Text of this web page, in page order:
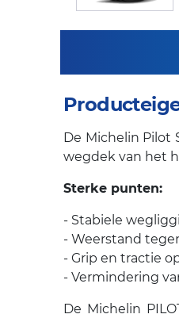
De Michelin Pilot
wegdek van het
Sterke punten:
- Stabiele
- Weerstand
- Grip en tractie
- Vermindering
De Michelin